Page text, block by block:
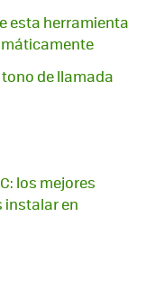
esta herramienta
de llamada
los mejores
instalar en